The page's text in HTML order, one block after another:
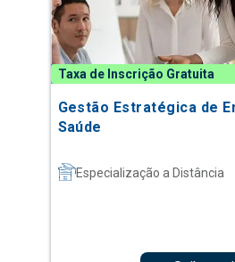
Taxa de Inscrição Gratuita
Gestão Estratégica de
Saúde
Especialização a Distância